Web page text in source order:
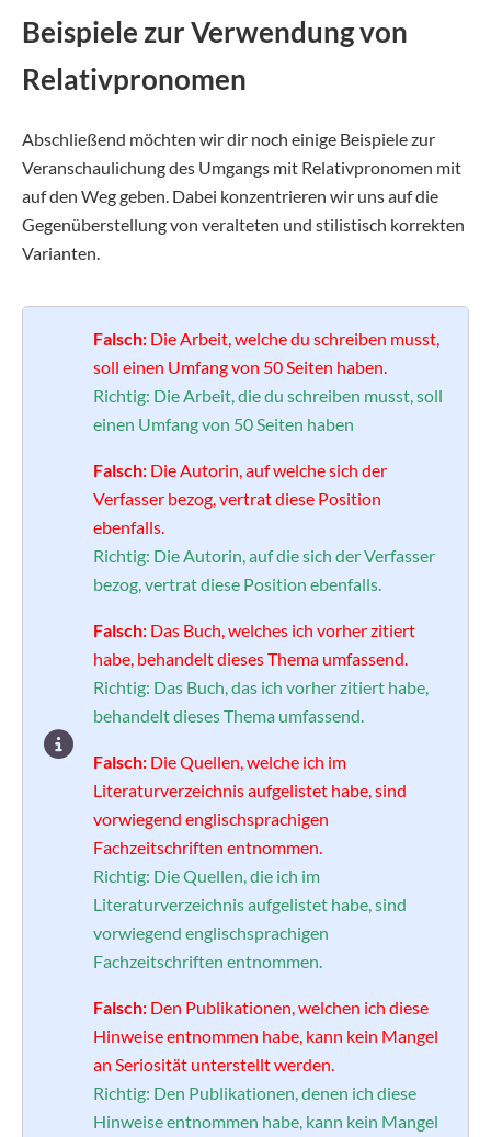
Beispiele zur Verwendung von
Relativpronomen
Abschließend möchten wir dir noch einige Beispiele zur
Veranschaulichung des Umgangs mit Relativpronomen mit
auf den Weg geben. Dabei konzentrieren wir uns auf die
Gegenüberstellung von veralteten und stilistisch korrekten
Varianten.
Falsch: Die Arbeit, welche du schreiben musst,
soll einen Umfang von 50 Seiten haben.
Richtig: Die Arbeit, die du schreiben musst, soll
einen Umfang von 50 Seiten haben
Falsch: Die Autorin, auf welche sich der
Verfasser bezog, vertrat diese Position
ebenfalls.
Richtig: Die Autorin, auf die sich der Verfasser
bezog, vertrat diese Position ebenfalls.
Falsch: Das Buch, welches ich vorher zitiert
habe, behandelt dieses Thema umfassend.
Richtig: Das Buch, das ich vorher zitiert habe,
behandelt dieses Thema umfassend.
Falsch: Die Quellen, welche ich im
Literaturverzeichnis aufgelistet habe, sind
vorwiegend englischsprachigen
Fachzeitschriften entnommen.
Richtig: Die Quellen, die ich im
Literaturverzeichnis aufgelistet habe, sind
vorwiegend englischsprachigen
Fachzeitschriften entnommen.
Falsch: Den Publikationen, welchen ich diese
Hinweise entnommen habe, kann kein Mangel
an Seriosität unterstellt werden.
Richtig: Den Publikationen, denen ich diese
Hinweise entnommen habe, kann kein Mangel